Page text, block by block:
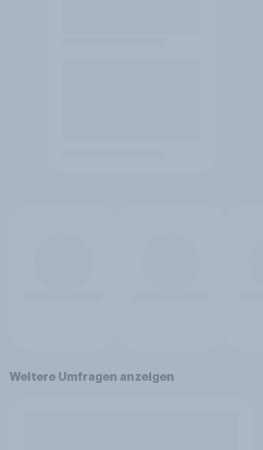
Weitere Umfragen anzeigen